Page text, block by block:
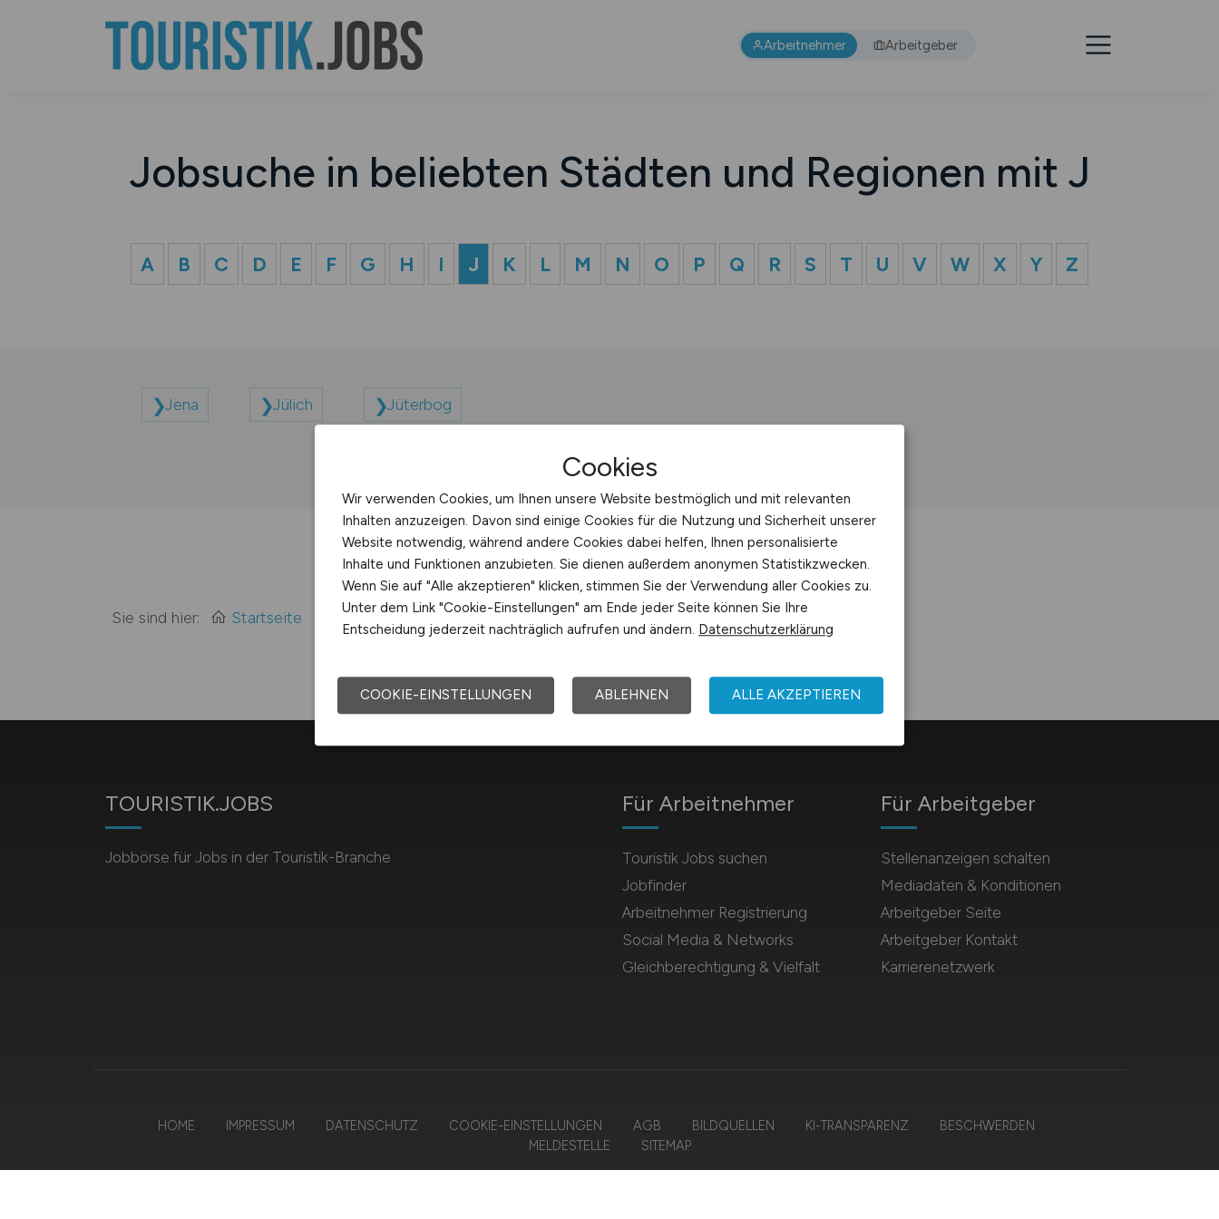
Arbeitnehmer Arbeitgeber
Jobsuche in beliebten Städten und Regionen mit J
A B C D E F G H I J K L M N O P Q R S T U V W X Y Z
Jena Jülich Jüterbog
Sie sind hier: Startseite Sitemap Arbeitsorte mit J
TOURISTIK.JOBS
Jobbörse für Jobs in der Touristik-Branche
Für Arbeitnehmer
Touristik Jobs suchen
Jobfinder
Arbeitnehmer Registrierung
Social Media & Networks
Gleichberechtigung & Vielfalt
Für Arbeitgeber
Stellenanzeigen schalten
Mediadaten & Konditionen
Arbeitgeber Seite
Arbeitgeber Kontakt
Karrierenetzwerk
HOME IMPRESSUM DATENSCHUTZ COOKIE-EINSTELLUNGEN AGB BILDQUELLEN KI-TRANSPARENZ
BESCHWERDEN
MELDESTELLE
SITEMAP
Cookies
Wir verwenden Cookies, um Ihnen unsere Website bestmöglich und mit relevanten
Inhalten anzuzeigen. Davon sind einige Cookies für die Nutzung und Sicherheit unserer
Website notwendig, während andere Cookies dabei helfen, Ihnen personalisierte
Inhalte und Funktionen anzubieten. Sie dienen außerdem anonymen Statistikzwecken.
Wenn Sie auf "Alle akzeptieren" klicken, stimmen Sie der Verwendung aller Cookies zu.
Unter dem Link "Cookie-Einstellungen" am Ende jeder Seite können Sie Ihre
Entscheidung jederzeit nachträglich aufrufen und ändern. Datenschutzerklärung
COOKIE-EINSTELLUNGEN ABLEHNEN ALLE AKZEPTIEREN